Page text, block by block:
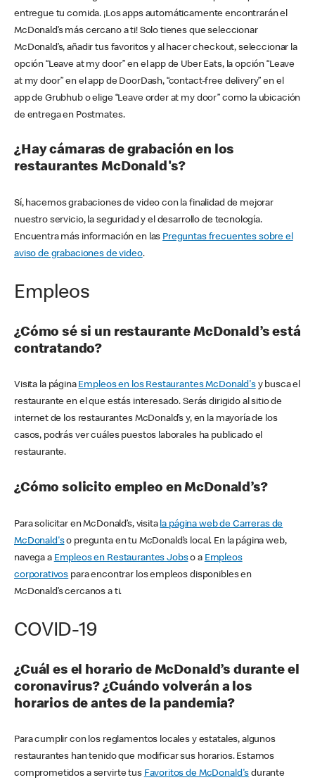
entregue tu comida. ¡Los apps automáticamente encontrarán el
McDonald’s más cercano a ti! Solo tienes que seleccionar
McDonald’s, añadir tus favoritos y al hacer checkout, seleccionar la
opción “Leave at my door” en el app de Uber Eats, la opción “Leave
at my door” en el app de DoorDash, “contact-free delivery” en el
app de Grubhub o elige “Leave order at my door” como la ubicación
de entrega en Postmates.
¿Hay cámaras de grabación en los
restaurantes McDonald's?
Sí, hacemos grabaciones de video con la finalidad de mejorar
nuestro servicio, la seguridad y el desarrollo de tecnología.
Encuentra más información en las Preguntas frecuentes sobre el
aviso de grabaciones de video.
Empleos
¿Cómo sé si un restaurante McDonald’s está
contratando?
Visita la página Empleos en los Restaurantes McDonald'sy busca el
restaurante en el que estás interesado. Serás dirigido al sitio de
internet de los restaurantes McDonald’s y, en la mayoría de los
casos, podrás ver cuáles puestos laborales ha publicado el
restaurante.
¿Cómo solicito empleo en McDonald’s?
Para solicitar en McDonald’s, visita la página web de Carreras de
McDonald'so pregunta en tu McDonald’s local. En la página web,
navega a Empleos en Restaurantes Jobso a Empleos
corporativos para encontrar los empleos disponibles en
McDonald’s cercanos a ti.
COVID-19
¿Cuál es el horario de McDonald’s durante el
coronavirus? ¿Cuándo volverán a los
horarios de antes de la pandemia?
Para cumplir con los reglamentos locales y estatales, algunos
restaurantes han tenido que modificar sus horarios. Estamos
comprometidos a servirte tus Favoritos de McDonald's durante